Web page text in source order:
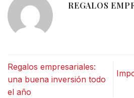
REGALOS
Regalos empresariales:
una buena inversión todo
el año